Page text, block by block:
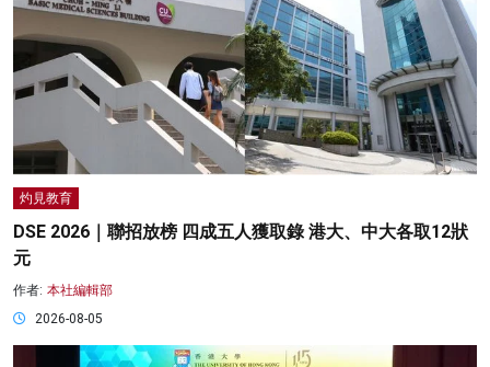
灼見教育
DSE 2026｜聯招放榜 四成五人獲取錄 港大、中大各取12狀
元
作者: 本社編輯部
2026-08-05